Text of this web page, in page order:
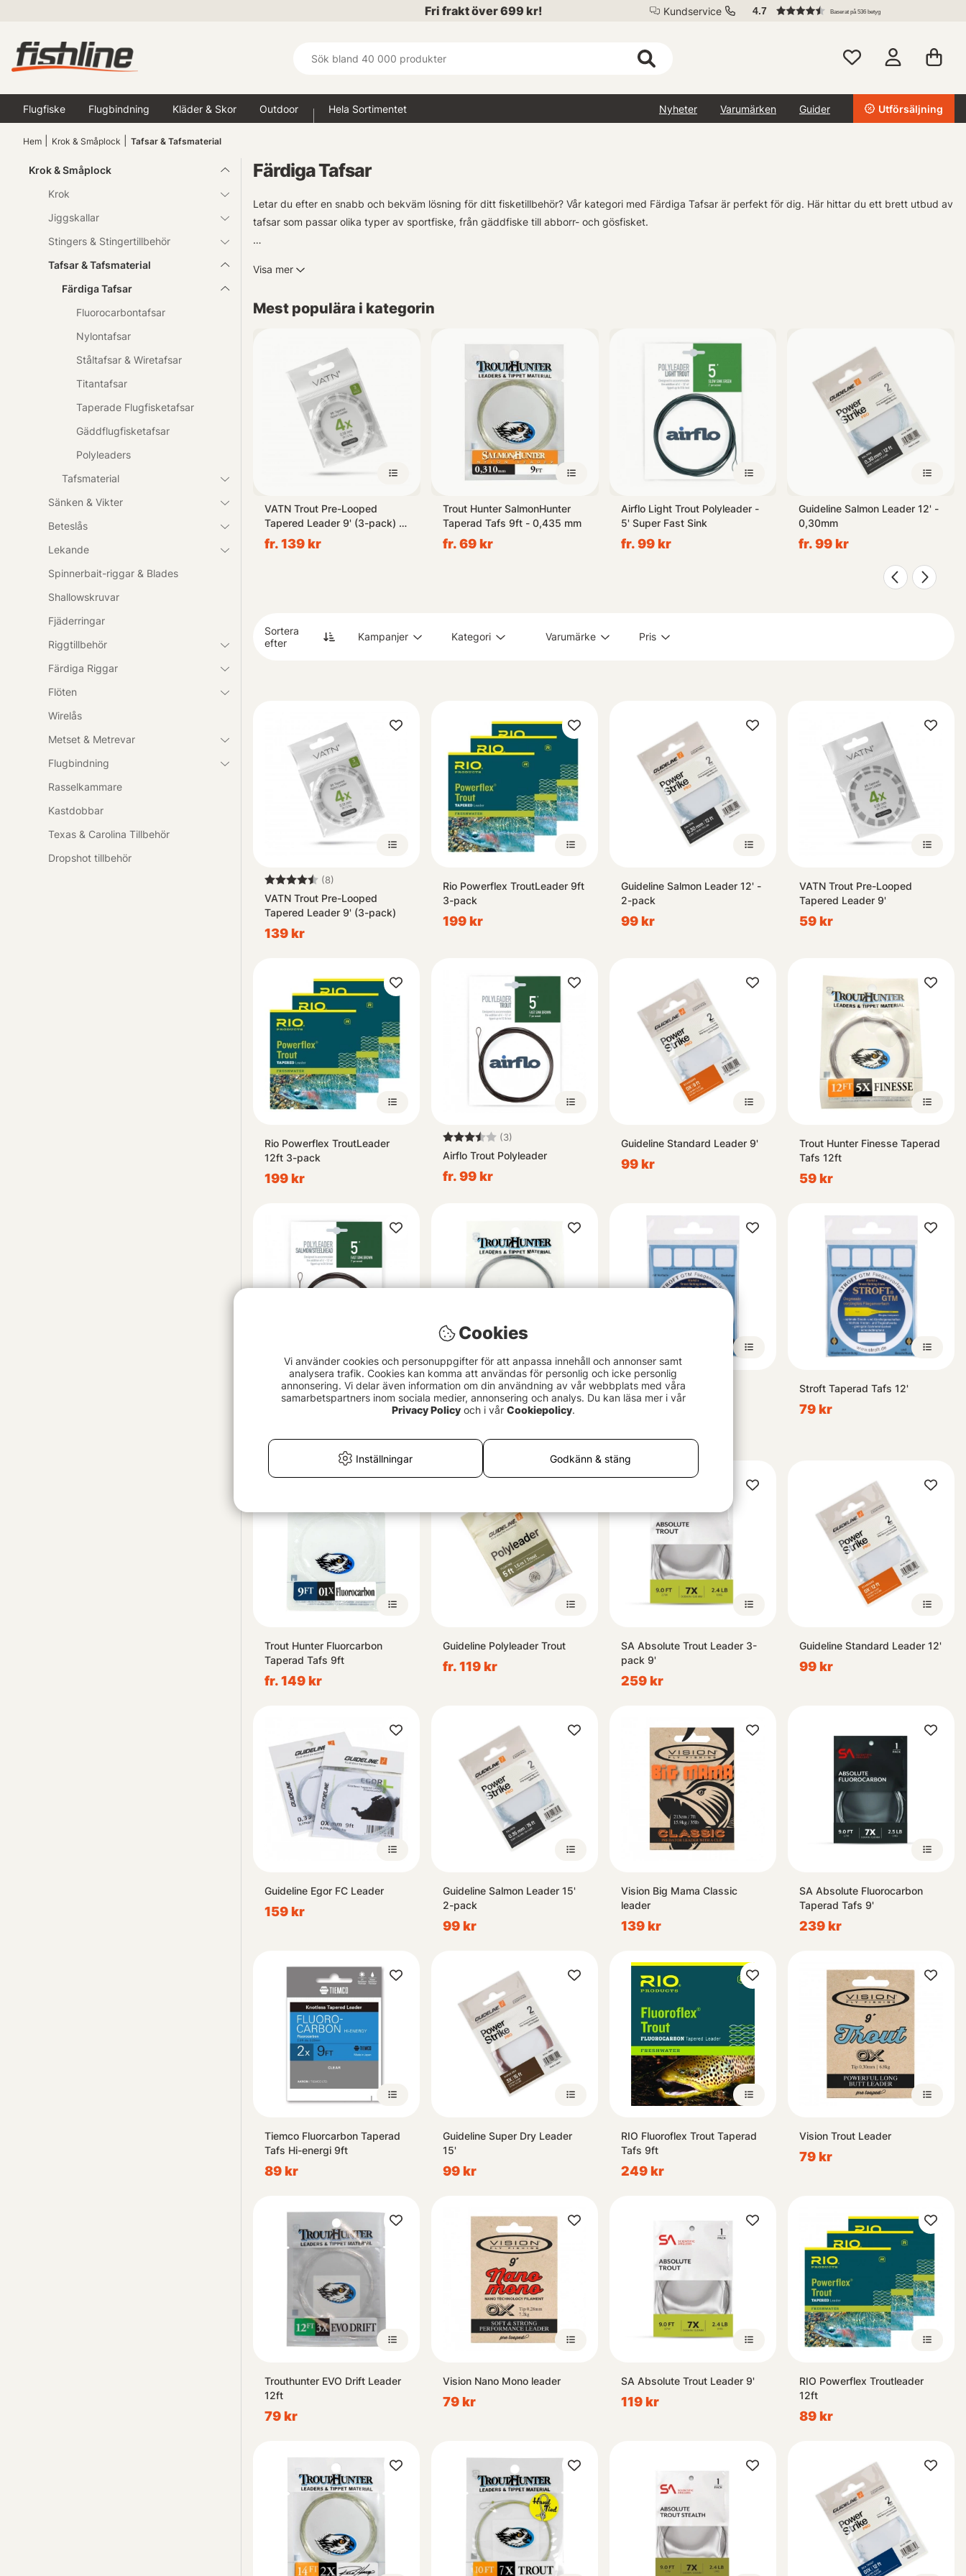
Fri frakt över 699 kr! Kundservice 4.7 Baserat på 536 betyg
Flugfiske Flugbindning Kläder & Skor Outdoor Hela Sortimentet Nyheter Varumärken Guider Utförsäljning
Hem Krok & Småplock Tafsar & Tafsmaterial
Krok & Småplock
Krok
Jiggskallar
Stingers & Stingertillbehör
Tafsar & Tafsmaterial
Färdiga Tafsar
Fluorocarbontafsar
Nylontafsar
Ståltafsar & Wiretafsar
Titantafsar
Taperade Flugfisketafsar
Gäddflugfisketafsar
Polyleaders
Tafsmaterial
Sänken & Vikter
Beteslås
Lekande
Spinnerbait-riggar & Blades
Shallowskruvar
Fjäderringar
Riggtillbehör
Färdiga Riggar
Flöten
Wirelås
Metset & Metrevar
Flugbindning
Rasselkammare
Kastdobbar
Texas & Carolina Tillbehör
Dropshot tillbehör
Färdiga Tafsar
Letar du efter en snabb och bekväm lösning för ditt fisketillbehör? Vår kategori med Färdiga Tafsar är perfekt för dig. Här hittar du ett brett utbud av
tafsar som passar olika typer av sportfiske, från gäddfiske till abborr- och gösfisket.
kan du effektivt presentera beten på ett sätt som lockat fisken utan krångel eller väntan.
Vare sig det handlar om hastigheten vid byte mellan olika betespresentationer eller behovet av enkelhet under din nästa utflykt, så har vi de rätta
Visa mer
Mest populära i kategorin
Rio Powerflex TroutLeader
12ft 3-pack - 4X
VATN Trout Pre-Looped
Tapered Leader 9' (3-pack) -
4X 0,18mm
fr. 139 kr
Trout Hunter SalmonHunter
Taperad Tafs 9ft - 0,435 mm
fr. 69 kr
Airflo Light Trout Polyleader -
5' Super Fast Sink
fr. 99 kr
Guideline Salmon Leader 12' -
0,30mm
fr. 99 kr
Sortera
efter
Kampanjer Kategori Varumärke Pris
Betyg: (8)
VATN Trout Pre-Looped
Tapered Leader 9' (3-pack)
139 kr
Rio Powerflex TroutLeader 9ft
3-pack
199 kr
Guideline Salmon Leader 12' -
2-pack
99 kr
VATN Trout Pre-Looped
Tapered Leader 9'
59 kr
Rio Powerflex TroutLeader
12ft 3-pack
199 kr
Betyg: (3)
Airflo Trout Polyleader
fr. 99 kr
Guideline Standard Leader 9'
99 kr
Trout Hunter Finesse Taperad
Tafs 12ft
59 kr
Betyg: (2)4.0 utav 5 stjärnor
Airflo Salmon & Steelhead
fr. 99 kr
Trout Hunter Finesse Taperad
Tafs 9ft
Stroft Taperad Tafs 9' Stroft Taperad Tafs 12'
79 kr
Trout Hunter Fluorcarbon
Taperad Tafs 9ft
fr. 149 kr
Guideline Polyleader Trout
fr. 119 kr
SA Absolute Trout Leader 3-
pack 9'
259 kr
Guideline Standard Leader 12'
99 kr
Guideline Egor FC Leader
159 kr
Guideline Salmon Leader 15'
2-pack
99 kr
Vision Big Mama Classic
leader
139 kr
SA Absolute Fluorocarbon
Taperad Tafs 9'
239 kr
Tiemco Fluorcarbon Taperad
Tafs Hi-energi 9ft
89 kr
Guideline Super Dry Leader
15'
99 kr
RIO Fluoroflex Trout Taperad
Tafs 9ft
249 kr
Vision Trout Leader
79 kr
Trouthunter EVO Drift Leader
12ft
79 kr
Vision Nano Mono leader
79 kr
SA Absolute Trout Leader 9'
119 kr
RIO Powerflex Troutleader
12ft
89 kr
Cookies
Vi använder cookies och personuppgifter för att anpassa innehåll och annonser samt
analysera trafik. Cookies kan komma att användas för personlig och icke personlig
annonsering. Vi delar även information om din användning av vår webbplats med våra
samarbetspartners inom sociala medier, annonsering och analys. Du kan läsa mer i vår
Privacy Policyoch i vår Cookiepolicy.
Inställningar Godkänn & stäng